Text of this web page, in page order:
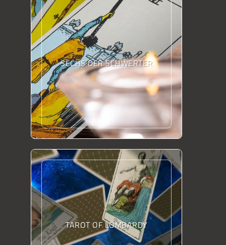
SECHS DER SCHWERTER
TAROT OF LOMBARDY